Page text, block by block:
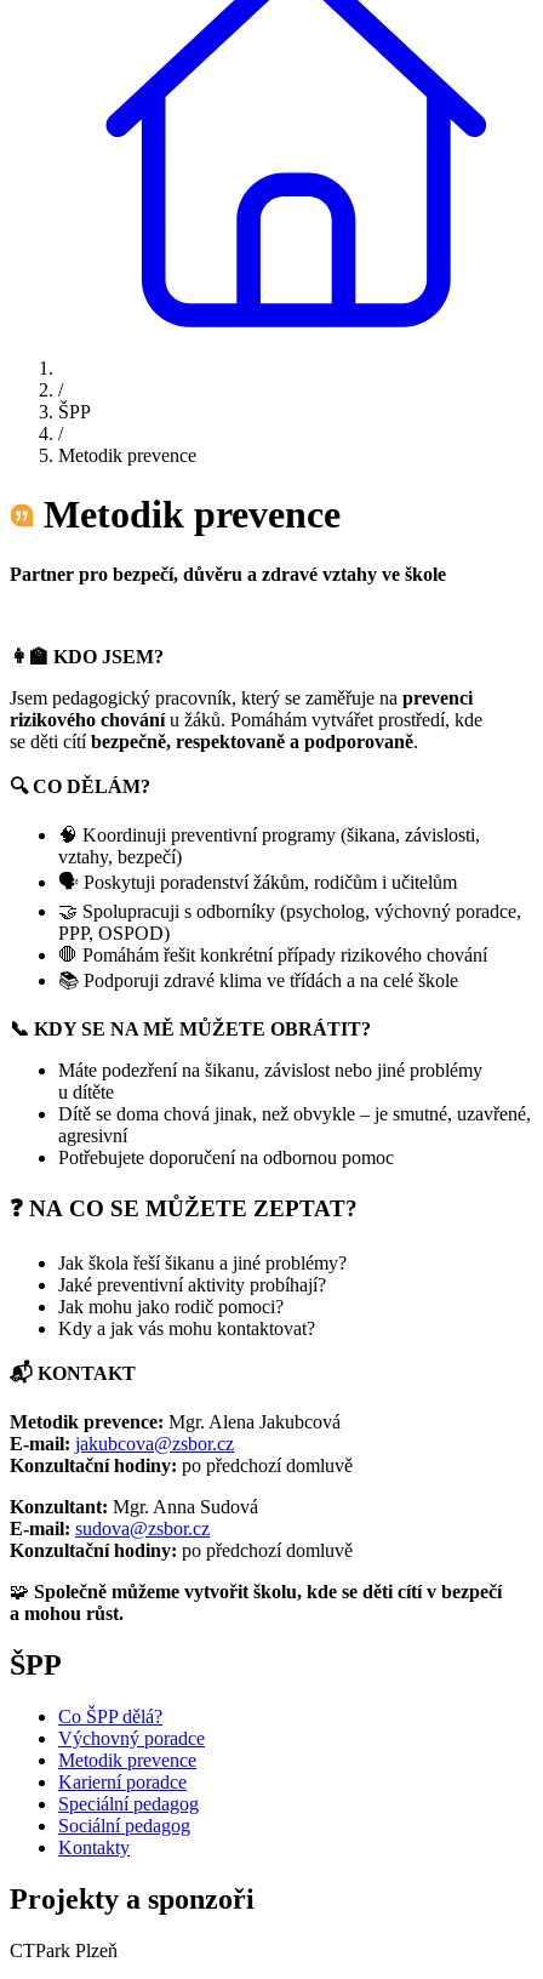
/
ŠPP
/
Metodik prevence
Metodik prevence
Partner pro bezpečí, důvěru a zdravé vztahy ve škole
👩‍🏫 KDO JSEM?
Jsem pedagogický pracovník, který se zaměřuje na prevenci
rizikového chováníu žáků. Pomáhám vytvářet prostředí, kde
se děti cítíbezpečně, respektovaně a podporovaně.
🔍CO DĚLÁM?
🧠 Koordinuji preventivní programy (šikana, závislosti,
vztahy, bezpečí)
🗣️ Poskytuji poradenství žákům, rodičům i učitelům
🤝 Spolupracuji s odborníky (psycholog, výchovný poradce,
PPP, OSPOD)
🛑 Pomáhám řešit konkrétní případy rizikového chování
📚 Podporuji zdravé klima ve třídách a na celé škole
📞 KDY SE NA MĚ MŮŽETE OBRÁTIT?
Máte podezření na šikanu, závislost nebo jiné problémy
u dítěte
Dítě se doma chová jinak, než obvykle – je smutné, uzavřené,
agresivní
Potřebujete doporučení na odbornou pomoc
❓ NA CO SE MŮŽETE ZEPTAT?
Jak škola řeší šikanu a jiné problémy?
Jaké preventivní aktivity probíhají?
Jak mohu jako rodič pomoci?
Kdy a jak vás mohu kontaktovat?
📬 KONTAKT
Metodik prevence: Mgr. Alena Jakubcová
E-mail: jakubcova@zsbor.cz
Konzultační hodiny: po předchozí domluvě
Konzultant: Mgr. Anna Sudová
E-mail: sudova@zsbor.cz
Konzultační hodiny: po předchozí domluvě
🧩 Společně můžeme vytvořit školu, kde se děti cítí v bezpečí
a mohou růst.
ŠPP
Co ŠPP dělá?
Výchovný poradce
Metodik prevence
Karierní poradce
Speciální pedagog
Sociální pedagog
Kontakty
Projekty a sponzoři
CTPark Plzeň